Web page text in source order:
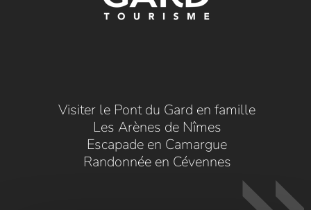
Visiter le Pont du Gard en famille
Les Arènes de Nîmes
Escapade en Camargue
Randonnée en Cévennes